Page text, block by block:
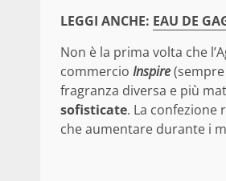
LEGGI ANCHE: EAU DE
Non è la prima volta che
commercio Inspire
fragranza diversa e più
sofisticate. La confezione
che aumentare durante i